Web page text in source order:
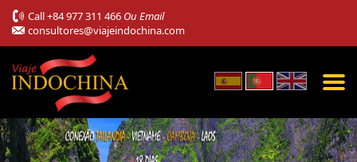
Call+84 977 311 466 Ou Email
consultores@viajeindochina.com